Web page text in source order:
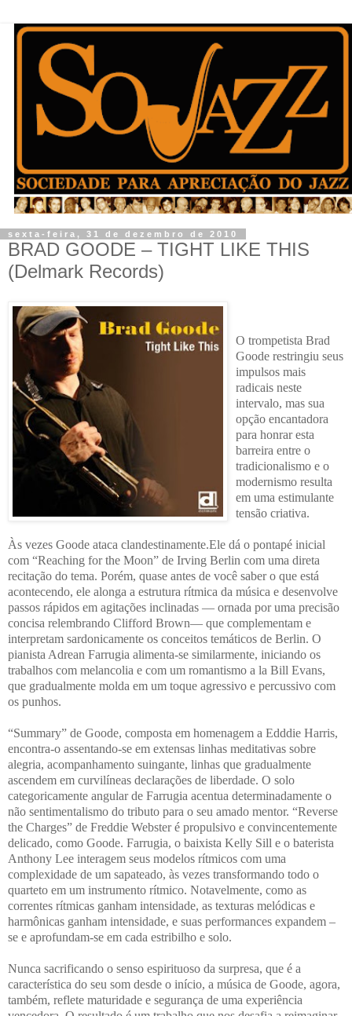
sexta-feira, 31 de dezembro de 2010
BRAD GOODE – TIGHT LIKE THIS
(Delmark Records)
O trompetista Brad
Goode restringiu seus
impulsos mais
radicais neste
intervalo, mas sua
opção encantadora
para honrar esta
barreira entre o
tradicionalismo e o
modernismo resulta
em uma estimulante
tensão criativa.
Às vezes Goode ataca clandestinamente.Ele dá o pontapé inicial
com “Reaching for the Moon” de Irving Berlin com uma direta
recitação do tema. Porém, quase antes de você saber o que está
acontecendo, ele alonga a estrutura rítmica da música e desenvolve
passos rápidos em agitações inclinadas — ornada por uma precisão
concisa relembrando Clifford Brown— que complementam e
interpretam sardonicamente os conceitos temáticos de Berlin. O
pianista Adrean Farrugia alimenta-se similarmente, iniciando os
trabalhos com melancolia e com um romantismo a la Bill Evans,
que gradualmente molda em um toque agressivo e percussivo com
os punhos.
“Summary” de Goode, composta em homenagem a Edddie Harris,
encontra-o assentando-se em extensas linhas meditativas sobre
alegria, acompanhamento suingante, linhas que gradualmente
ascendem em curvilíneas declarações de liberdade. O solo
categoricamente angular de Farrugia acentua determinadamente o
não sentimentalismo do tributo para o seu amado mentor. “Reverse
the Charges” de Freddie Webster é propulsivo e convincentemente
delicado, como Goode. Farrugia, o baixista Kelly Sill e o baterista
Anthony Lee interagem seus modelos rítmicos com uma
complexidade de um sapateado, às vezes transformando todo o
quarteto em um instrumento rítmico. Notavelmente, como as
correntes rítmicas ganham intensidade, as texturas melódicas e
harmônicas ganham intensidade, e suas performances expandem –
se e aprofundam-se em cada estribilho e solo.
Nunca sacrificando o senso espirituoso da surpresa, que é a
característica do seu som desde o início, a música de Goode, agora,
também, reflete maturidade e segurança de uma experiência